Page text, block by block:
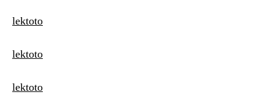
lektoto
lektoto
lektoto